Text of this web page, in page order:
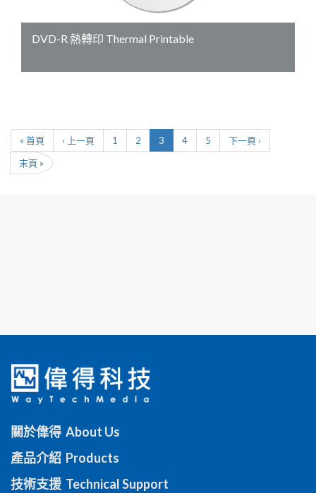
DVD-R 熱轉印 Thermal Printable
« 首頁 ‹ 上一頁 1 2 3 4 5
下一頁 ›
末頁 »
關於偉得 About Us
產品介紹 Products
技術支援 Technical Support